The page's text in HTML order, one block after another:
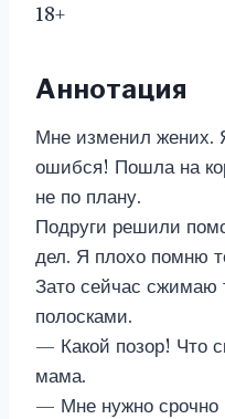
18+
Аннотация
Мне изменил жених.
ошибся! Пошла на
не по плану.
Подруги решили
дел. Я плохо помню
Зато сейчас сжимаю
полосками.
— Какой позор! Что
мама.
— Мне нужно срочно